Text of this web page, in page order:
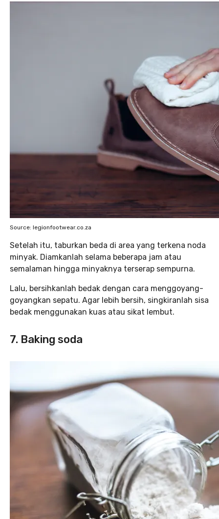
Source: legionfootwear.co.za
Setelah itu, taburkan beda di area yang terkena noda
minyak. Diamkanlah selama beberapa jam atau
semalaman hingga minyaknya terserap sempurna.
Lalu, bersihkanlah bedak dengan cara menggoyang-
goyangkan sepatu. Agar lebih bersih, singkiranlah sisa
bedak menggunakan kuas atau sikat lembut.
7. Baking soda